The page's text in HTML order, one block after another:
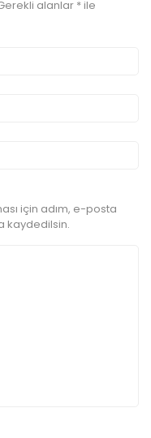
alanlar *ile
için adım, e-posta
kaydedilsin.